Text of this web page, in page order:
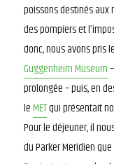
poissons destinés aux
des pompiers et
donc, nous avons pris
Guggenheim Museum
prolongée – puis, en
leMETqui présentait
Pour le déjeuner, il
du Parker Meridien